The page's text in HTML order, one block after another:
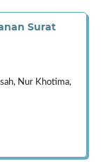
Surat
Nur Khotima,